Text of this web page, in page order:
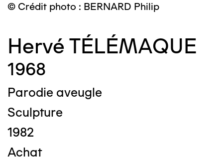
© Crédit photo : BERNARD Philip
Hervé TÉLÉMAQUE
1968
Parodie aveugle
Sculpture
1982
Achat